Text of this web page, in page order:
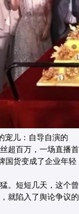
宠儿：自导自演的
超百万，一场直播首
国货变成了企业年轻
。短短几天，这个曾
就陷入了舆论争议的